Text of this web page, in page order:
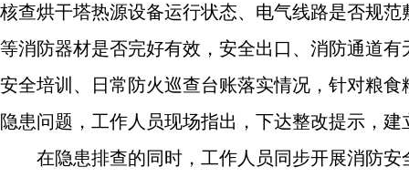
核查烘干塔热源设备运行状态、电气线路是否规
等消防器材是否完好有效，安全出口、消防通道
安全培训、日常防火巡查台账落实情况，针对粮
隐患问题，工作人员现场指出，下达整改提示，
在隐患排查的同时，工作人员同步开展消防